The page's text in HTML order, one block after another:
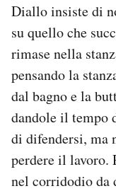
Diallo insiste di
su quello che
rimase nella
pensando la
dal bagno e la
dandole il tempo
di difendersi, ma
perdere il lavoro.
nel corridodio da